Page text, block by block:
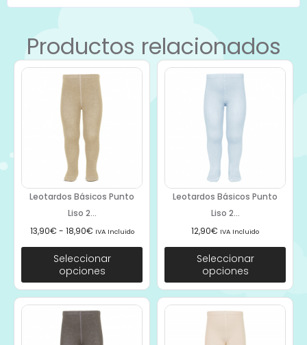
Productos relacionados
Leotardos Básicos Punto
Liso 2...
13,90€ - 18,90€ IVA Incluido
Seleccionar
opciones
Leotardos Básicos Punto
Liso 2...
12,90€ IVA Incluido
Seleccionar
opciones